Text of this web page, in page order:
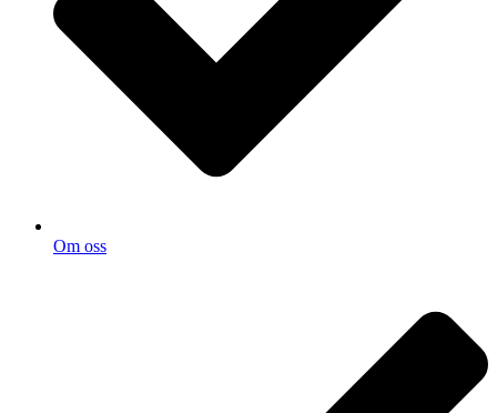
Om oss